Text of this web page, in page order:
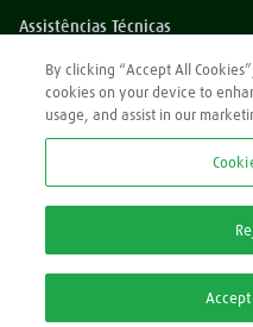
Assistências Técnicas
Dúvidas?
Perguntas Frequentes
*Preços exibidos sem impostos
2ª via Nota Fiscal/
By clicking “Accept All
cookies on your device to
usage, and assist in our